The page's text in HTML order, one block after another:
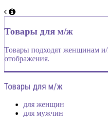
Товары для м/ж
Товары подходят женщинам
отображения.
Товары для м/ж
для женщин
для мужчин